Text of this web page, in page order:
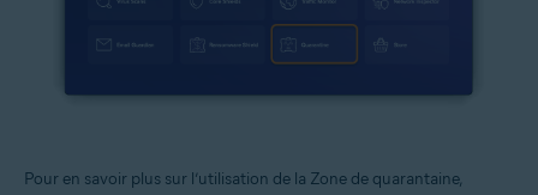
Pour en savoir plus sur l’utilisation de la Zone de quarantaine,